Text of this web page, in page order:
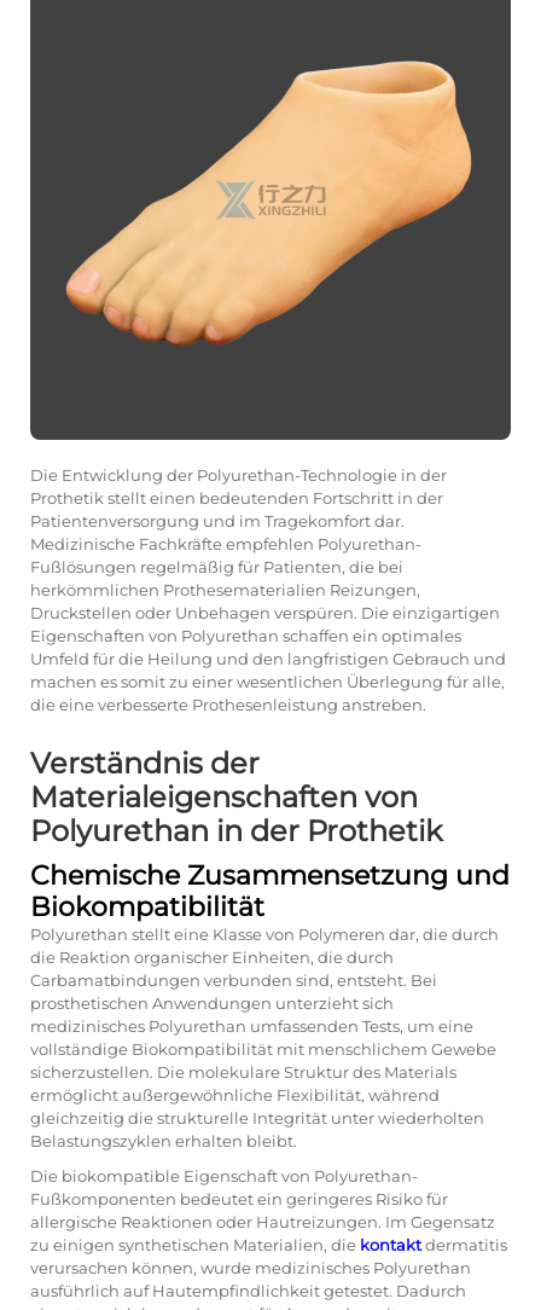
Die Entwicklung der Polyurethan-Technologie in der
Prothetik stellt einen bedeutenden Fortschritt in der
Patientenversorgung und im Tragekomfort dar.
Medizinische Fachkräfte empfehlen Polyurethan-
Fußlösungen regelmäßig für Patienten, die bei
herkömmlichen Prothesematerialien Reizungen,
Druckstellen oder Unbehagen verspüren. Die einzigartigen
Eigenschaften von Polyurethan schaffen ein optimales
Umfeld für die Heilung und den langfristigen Gebrauch und
machen es somit zu einer wesentlichen Überlegung für alle,
die eine verbesserte Prothesenleistung anstreben.
Verständnis der
Materialeigenschaften von
Polyurethan in der Prothetik
Chemische Zusammensetzung und
Biokompatibilität
Polyurethan stellt eine Klasse von Polymeren dar, die durch
die Reaktion organischer Einheiten, die durch
Carbamatbindungen verbunden sind, entsteht. Bei
prosthetischen Anwendungen unterzieht sich
medizinisches Polyurethan umfassenden Tests, um eine
vollständige Biokompatibilität mit menschlichem Gewebe
sicherzustellen. Die molekulare Struktur des Materials
ermöglicht außergewöhnliche Flexibilität, während
gleichzeitig die strukturelle Integrität unter wiederholten
Belastungszyklen erhalten bleibt.
Die biokompatible Eigenschaft von Polyurethan-
Fußkomponenten bedeutet ein geringeres Risiko für
allergische Reaktionen oder Hautreizungen. Im Gegensatz
zu einigen synthetischen Materialien, die kontaktdermatitis
verursachen können, wurde medizinisches Polyurethan
ausführlich auf Hautempfindlichkeit getestet. Dadurch